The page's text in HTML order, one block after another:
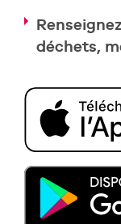
déchets,